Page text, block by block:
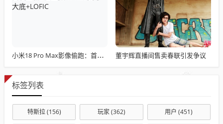
小米18 Pro Max影像偷跑：首发全新2亿主摄 1/1.28英寸大底+LOFIC 董宇辉直播间售卖春联引发争议
标签列表
特斯拉(156) 玩家(362) 用户 (451)